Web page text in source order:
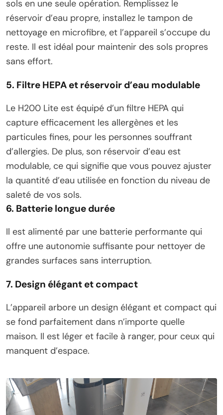
sols en une seule opération. Remplissez le
réservoir d’eau propre, installez le tampon de
nettoyage en microfibre, et l’appareil s’occupe du
reste. Il est idéal pour maintenir des sols propres
sans effort.
5. Filtre HEPA et réservoir d’eau modulable
Le H200 Lite est équipé d’un filtre HEPA qui
capture efficacement les allergènes et les
particules fines, pour les personnes souffrant
d’allergies. De plus, son réservoir d’eau est
modulable, ce qui signifie que vous pouvez ajuster
la quantité d’eau utilisée en fonction du niveau de
saleté de vos sols.
6. Batterie longue durée
Il est alimenté par une batterie performante qui
offre une autonomie suffisante pour nettoyer de
grandes surfaces sans interruption.
7. Design élégant et compact
L’appareil arbore un design élégant et compact qui
se fond parfaitement dans n’importe quelle
maison. Il est léger et facile à ranger, pour ceux qui
manquent d’espace.